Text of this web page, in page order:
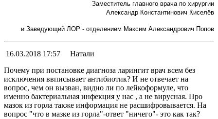
Заместитель главного врача по хирургии
Александр Константинович Киселёв
и Заведующий ЛОР - отделением Максим Александрович Попов
16.03.2018 17:57
Натали
Почему при постановке диагноза ларингит врач всем без
исключения ввписывает антибиотик? И не отвечает на
вопрос, чем он вызван, видно ли по лейкоформуле, что
именно бактериальная инфекция у нас , а не вирусная. Про
мазок из горла также информация не расшифровывается. На
вопрос "что в мазке из горла"-ответ "ничего"- это как так?